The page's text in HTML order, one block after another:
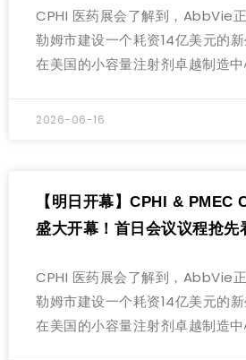
CPHI 医药展会了解到，AbbVie
勒姆市建设一个耗资14亿美元的
在美国的小容量注射剂卓越制造中
2026-06-16
【明日开幕】CPHI & PMEC
盛大开幕！首日会议议程抢先
CPHI 医药展会了解到，AbbVie
勒姆市建设一个耗资14亿美元的
在美国的小容量注射剂卓越制造中